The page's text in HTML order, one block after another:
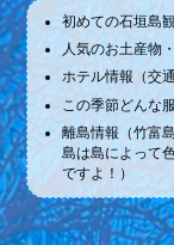
初めての石垣島
人気のお土産物
ホテル情報（交
この季節どんな
離島情報（竹富
島は島によって
ですよ！）